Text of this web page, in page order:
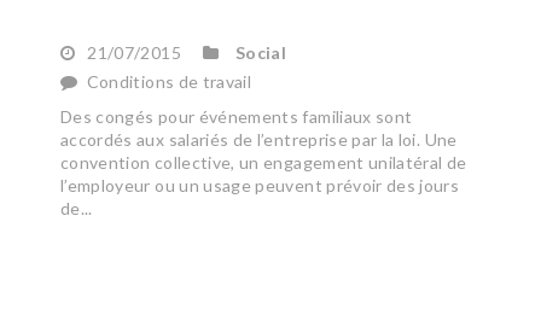
21/07/2015
Social
Conditions de travail
Des congés pour événements familiaux sont
accordés aux salariés de l’entreprise par la loi. Une
convention collective, un engagement unilatéral de
l’employeur ou un usage peuvent prévoir des jours
de...